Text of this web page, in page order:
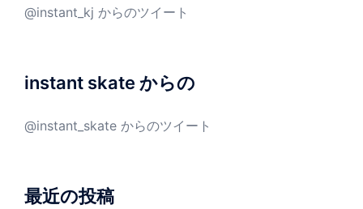
@instant_kj からのツイート
instant skate からの
@instant_skate からのツイート
最近の投稿